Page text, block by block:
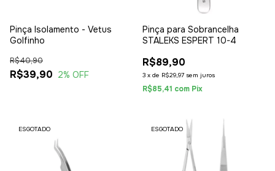
Pinça Isolamento - Vetus
Golfinho
R$39,90
R$40,90
2% OFF
Pinça para Sobrancelha
STALEKS ESPERT 10-4
R$89,90
3 x de R$29,97 sem juros
R$85,41 com Pix
ESGOTADO ESGOTADO